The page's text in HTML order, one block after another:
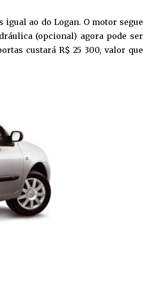
ao do Logan. O motor segue
(opcional) agora pode ser
custará R$ 25 300, valor que